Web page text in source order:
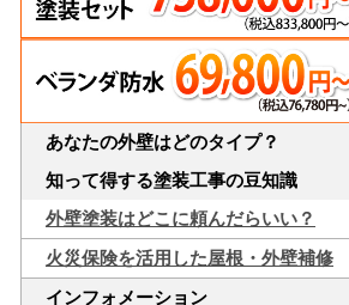
あなたの外壁はどのタイプ？
知って得する塗装工事の豆知識
外壁塗装はどこに頼んだらいい？
火災保険を活用した屋根・外壁補修
インフォメーション